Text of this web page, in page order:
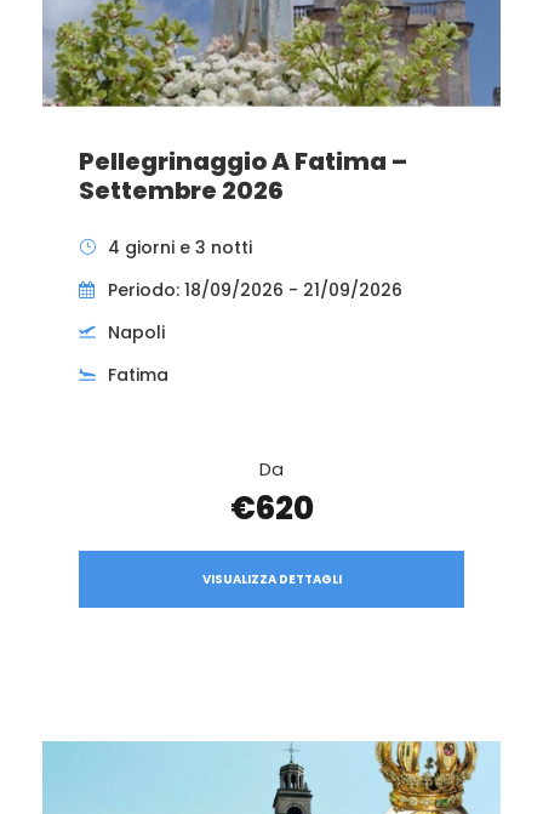
Pellegrinaggio A Fatima –
Settembre 2026
4 giorni e 3 notti
Periodo: 18/09/2026 - 21/09/2026
Napoli
Fatima
Da
€620
VISUALIZZA DETTAGLI